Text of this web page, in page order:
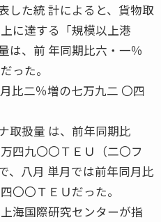
した統 計によると、貨物取
に達する「規模以上港
は、前 年同期比六・一％
った。
比二％増の七万九二 〇四
取扱量 は、前年同期比
四九〇〇ＴＥＵ（二〇フ
、八月 単月では前年同月比
〇〇ＴＥＵだった。
海国際研究センターが指